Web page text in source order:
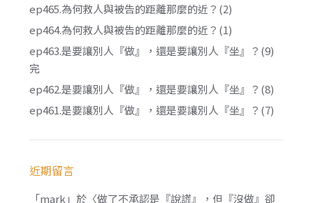
ep465.為何救人與被告的距離那麼的近？(2)
ep464.為何救人與被告的距離那麼的近？(1)
ep463.是要讓別人『做』，還是要讓別人『坐』？(9)
完
ep462.是要讓別人『做』，還是要讓別人『坐』？(8)
ep461.是要讓別人『做』，還是要讓別人『坐』？(7)
近期留言
「mark 」於〈做了不承認是『說謊』，但『沒做』卻